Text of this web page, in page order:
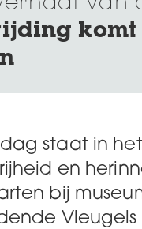
komt
staat in
en
bij
Vleugels